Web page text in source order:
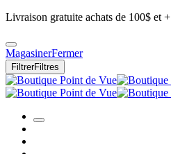
Livraison gratuite achats de 100$ et +
MagasinerFermer
FiltrerFiltres